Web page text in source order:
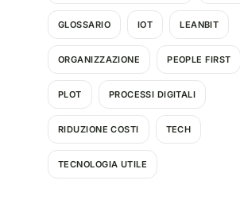
GLOSSARIO IOT LEANBIT
ORGANIZZAZIONE PEOPLE FIRST
PLOT PROCESSI DIGITALI
RIDUZIONE COSTI TECH
TECNOLOGIA UTILE